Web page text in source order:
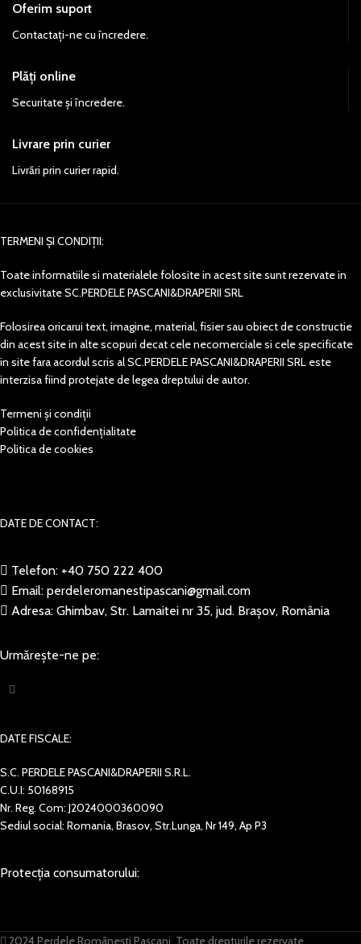
Oferim suport
Contactați-ne cu încredere.
Plăți online
Securitate și încredere.
Livrare prin curier
Livrări prin curier rapid.
TERMENI ȘI CONDIȚII:
Toate informatiile si materialele folosite in acest site sunt rezervate in
exclusivitate SC.PERDELE PASCANI&DRAPERII SRL
Folosirea oricarui text, imagine, material, fisier sau obiect de constructie
din acest site in alte scopuri decat cele necomerciale si cele specificate
in site fara acordul scris al SC.PERDELE PASCANI&DRAPERII SRL este
interzisa fiind protejate de legea dreptului de autor.
Termeni și condiții
Politica de confidențialitate
Politica de cookies
DATE DE CONTACT:
Telefon: +40 750 222 400
Email: perdeleromanestipascani@gmail.com
Adresa: Ghimbav, Str. Lamaitei nr 35, jud. Brașov, România
Urmărește-ne pe:
DATE FISCALE:
S.C. PERDELE PASCANI&DRAPERII S.R.L.
C.U.I: 50168915
Nr. Reg. Com: J2024000360090
Sediul social: Romania, Brasov, Str.Lunga, Nr 149, Ap P3
Protecția consumatorului:
2024 Perdele Românești Pașcani. Toate drepturile rezervate.